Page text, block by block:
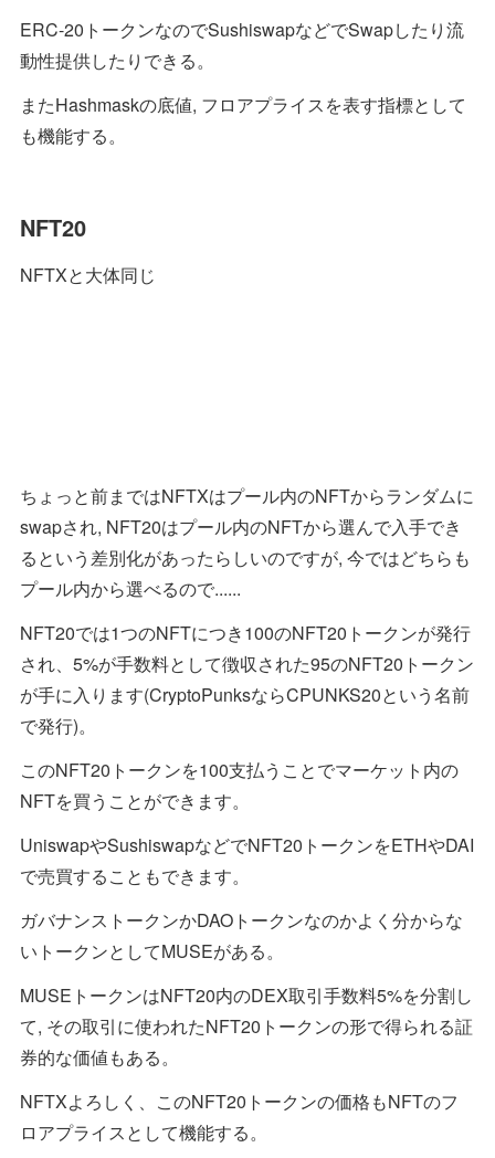
ERC-20トークンなのでSushiswapなどでSwapしたり流
動性提供したりできる。
またHashmaskの底値, フロアプライスを表す指標として
も機能する。
NFT20
NFTXと大体同じ
ちょっと前まではNFTXはプール内のNFTからランダムに
swapされ, NFT20はプール内のNFTから選んで入手でき
るという差別化があったらしいのですが, 今ではどちらも
プール内から選べるので......
NFT20では1つのNFTにつき100のNFT20トークンが発行
され、5%が手数料として徴収された95のNFT20トークン
が手に入ります(CryptoPunksならCPUNKS20という名前
で発行)。
このNFT20トークンを100支払うことでマーケット内の
NFTを買うことができます。
UniswapやSushiswapなどでNFT20トークンをETHやDAI
で売買することもできます。
ガバナンストークンかDAOトークンなのかよく分からな
いトークンとしてMUSEがある。
MUSEトークンはNFT20内のDEX取引手数料5%を分割し
て, その取引に使われたNFT20トークンの形で得られる証
券的な価値もある。
NFTXよろしく、このNFT20トークンの価格もNFTのフ
ロアプライスとして機能する。